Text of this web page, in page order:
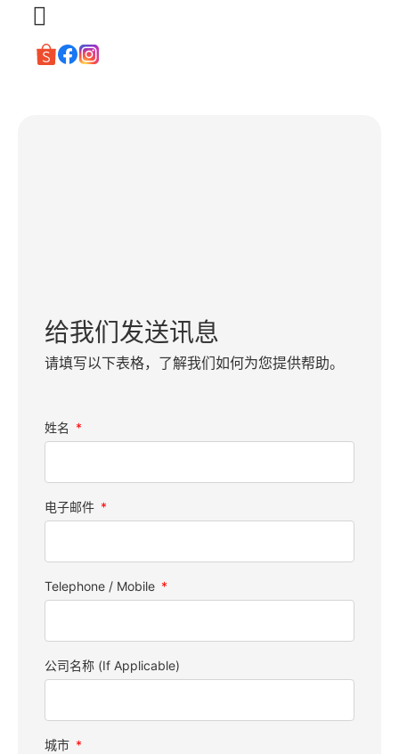
给我们发送讯息
请填写以下表格，了解我们如何为您提供帮助。
姓名
电子邮件
Telephone / Mobile
公司名称 (If Applicable)
城市